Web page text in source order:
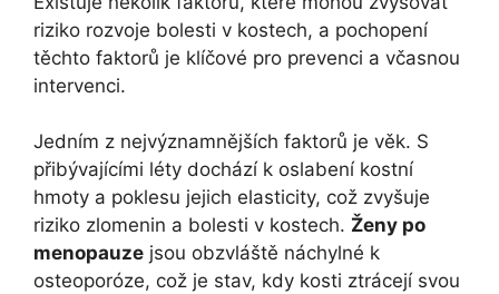
riziko rozvoje bolesti v kostech, a pochopení
těchto faktorů je klíčové pro prevenci a včasnou
intervenci.
Jedním z nejvýznamnějších faktorů je věk. S
přibývajícími léty dochází k oslabení kostní
hmoty a poklesu jejich elasticity, což zvyšuje
riziko zlomenin a bolesti v kostech. Ženy po
menopauze jsou obzvláště náchylné k
osteoporóze, což je stav, kdy kosti ztrácejí svou